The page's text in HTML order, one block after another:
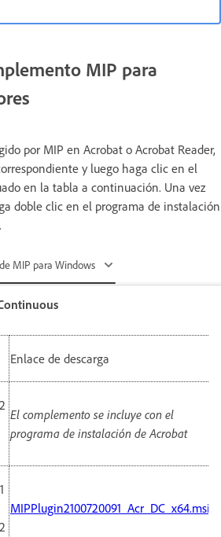
MIP para
por MIP en Acrobat o Acrobat Reader,
y luego haga clic en el
en la tabla a continuación. Una vez
doble clic en el programa de instalación
MIP para Windows
Enlace de descarga
El complemento se incluye con el
programa de instalación de Acrobat
MIPPlugin2100720091_Acr_DC_x64.msi